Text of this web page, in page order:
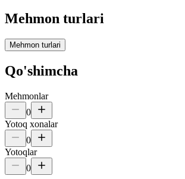
Mehmon turlari
Mehmon turlari
Qo'shimcha
Mehmonlar
0
Yotoq xonalar
0
Yotoqlar
0